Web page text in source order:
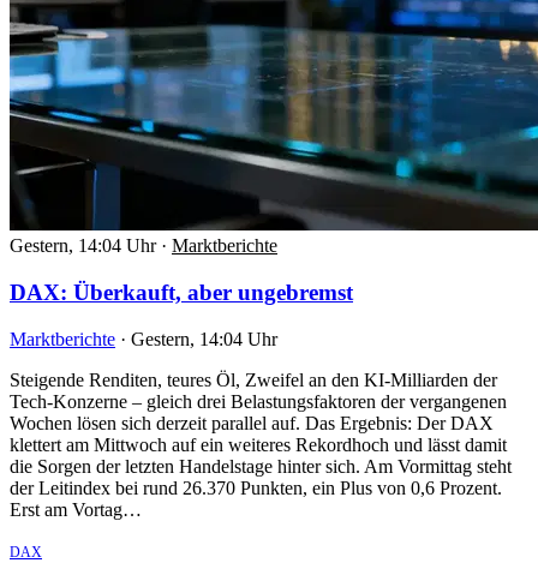
Gestern, 14:04 Uhr · Marktberichte
DAX: Überkauft, aber ungebremst
Marktberichte · Gestern, 14:04 Uhr
Steigende Renditen, teures Öl, Zweifel an den KI-Milliarden der
Tech-Konzerne – gleich drei Belastungsfaktoren der vergangenen
Wochen lösen sich derzeit parallel auf. Das Ergebnis: Der DAX
klettert am Mittwoch auf ein weiteres Rekordhoch und lässt damit
die Sorgen der letzten Handelstage hinter sich. Am Vormittag steht
der Leitindex bei rund 26.370 Punkten, ein Plus von 0,6 Prozent.
Erst am Vortag…
DAX